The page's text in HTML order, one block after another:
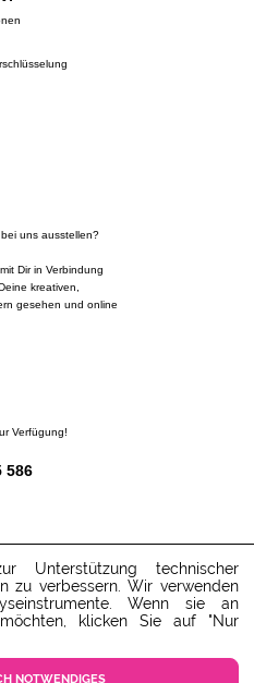
uns ausstellen?
Dir in Verbindung
kreativen,
gesehen und online
Verfügung!
586
Unterstützung technischer
zu verbessern. Wir verwenden
Wenn sie an
klicken Sie auf "Nur
NOTWENDIGES